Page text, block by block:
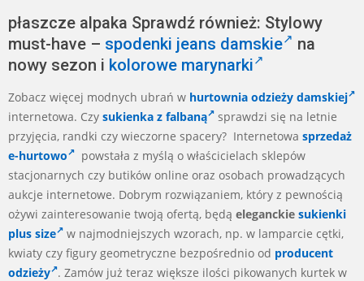
płaszcze alpaka Sprawdź również: Stylowy
must-have – spodenki jeans damskie
na
nowy sezon i kolorowe marynarki
Zobacz więcej modnych ubrań w hurtownia odzieży damskiej
internetowa. Czy sukienka z falbaną
sprawdzi się na letnie
przyjęcia, randki czy wieczorne spacery? Internetowa sprzedaż
e-hurtowo
powstała z myślą o właścicielach sklepów
stacjonarnych czy butików online oraz osobach prowadzących
aukcje internetowe. Dobrym rozwiązaniem, który z pewnością
ożywi zainteresowanie twoją ofertą, będą eleganckie sukienki
plus size
w najmodniejszych wzorach, np. w lamparcie cętki,
kwiaty czy figury geometryczne bezpośrednio od producent
odzieży . Zamów już teraz większe ilości pikowanych kurtek w